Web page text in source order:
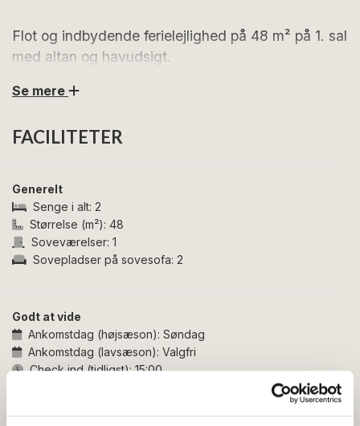
Flot og indbydende ferielejlighed på 48 m² på 1. sal
med altan og havudsigt.
Glæd dig til skønne feriedage i denne stilfulde
tæt på strand og kyststi og kun en kort tur fra Allinge-
Lejligheden er indrettet således:
Entré i forbindelse med et flot og veludstyret køkken
med blandt andet airfryer og kaffemaskine. Herfra er
der adgang til badeværelse med bruseniche samt til
soveværelse med to sovepladser. Lejligheden rummer
spiseplads, TV med Chromecast og sovesofa til to
personer samt udgang til altan med havemøbler.
Fra både opholdsrummet og altanen kan du nyde den
Se mere
FACILITETER
Generelt
Senge i alt: 2
Størrelse (m²): 48
Soveværelser: 1
Sovepladser på sovesofa: 2
Godt at vide
Ankomstdag (højsæson): Søndag
Ankomstdag (lavsæson): Valgfri
Check ind (tidligst): 15:00